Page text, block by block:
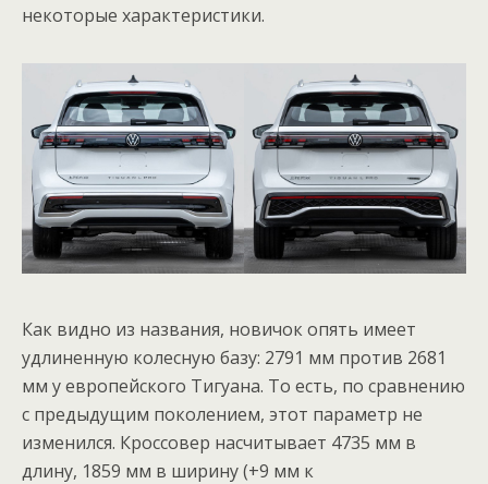
некоторые характеристики.
Как видно из названия, новичок опять имеет
удлиненную колесную базу: 2791 мм против 2681
мм у европейского Тигуана. То есть, по сравнению
с предыдущим поколением, этот параметр не
изменился. Кроссовер насчитывает 4735 мм в
длину, 1859 мм в ширину (+9 мм к